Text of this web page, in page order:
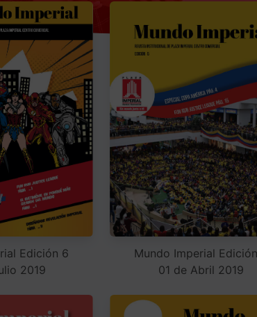
Edición 6
2019
Mundo Imperial
01 de Abril 2019